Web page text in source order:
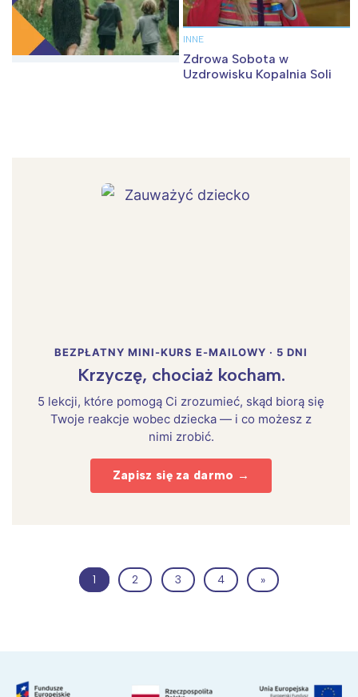
INNE
Zdrowa Sobota w
Uzdrowisku Kopalnia Soli
BEZPŁATNY MINI-KURS E-MAILOWY · 5 DNI
Krzyczę, chociaż kocham.
5 lekcji, które pomogą Ci zrozumieć, skąd biorą się
Twoje reakcje wobec dziecka — i co możesz z
nimi zrobić.
Zapisz się za darmo →
1 2 3 4 »